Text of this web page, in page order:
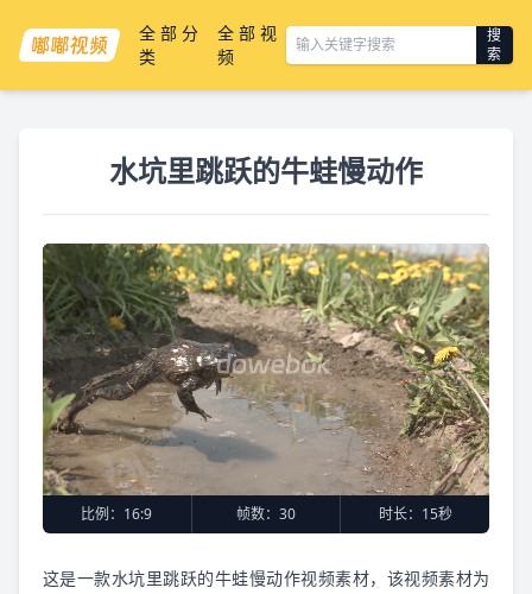
全部分
类
全部视
频
搜
索
水坑里跳跃的牛蛙慢动作
比例： 16:9 帧数： 30 时长： 15秒
这是一款水坑里跳跃的牛蛙慢动作视频素材，该视频素材为